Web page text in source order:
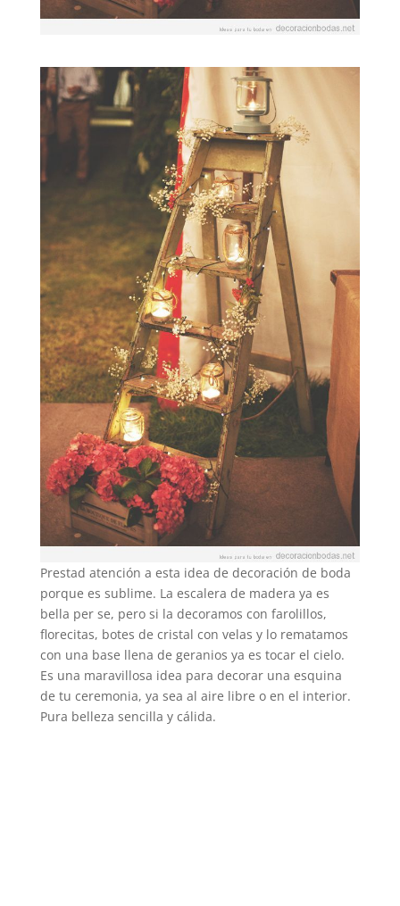
Prestad atención a esta idea de decoración de boda
porque es sublime. La escalera de madera ya es
bella per se, pero si la decoramos con farolillos,
florecitas, botes de cristal con velas y lo rematamos
con una base llena de geranios ya es tocar el cielo.
Es una maravillosa idea para decorar una esquina
de tu ceremonia, ya sea al aire libre o en el interior.
Pura belleza sencilla y cálida.